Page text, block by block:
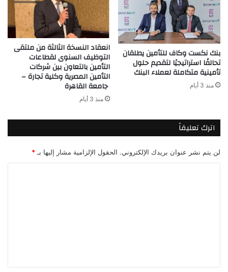
بنك نكست وكاف للتأمين يطلقان
تحالفًا استراتيجيًا لتقديم حلول
تأمينية متكاملة لعملاء البنك
منذ 3 أيام
انعقاد النسخة الثالثة من ملتقى
التوظيف السنوى لقطاعات
التأمين بالتعاون بين شركات
التأمين المصرية وكلية تجارة –
جامعة القاهرة
منذ 3 أيام
اترك تعليقاً
لن يتم نشر عنوان بريدك الإلكتروني. الحقول الإلزامية مشار إليها بـ *